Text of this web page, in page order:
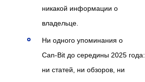
никакой информации о
владельце.
Ни одного упоминания о
Can‑Bit до середины 2025 года:
ни статей, ни обзоров, ни